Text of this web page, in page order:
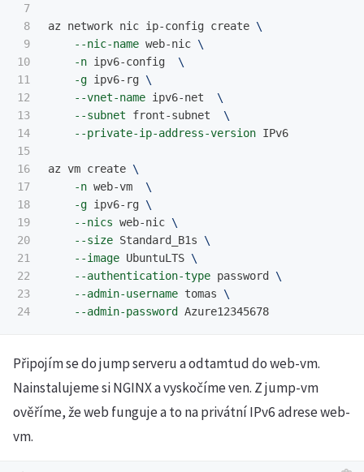
7
8
9
10
11
12
13
14
15
16
17
18
19
20
21
22
23
az network nic ip-config create \
--nic-name web-nic \
-n ipv6-config \
-g ipv6-rg \
--vnet-name ipv6-net \
--subnet front-subnet \
--private-ip-address-version IPv6
az vm create \
-n web-vm \
-g ipv6-rg \
--nics web-nic \
--size Standard_B1s \
--image UbuntuLTS \
--authentication-type password \
--admin-username tomas \
--admin-password
Připojím se do jump serveru a odtamtud do web-vm.
Nainstalujeme si NGINX a vyskočíme ven. Z jump-vm
ověříme, že web funguje a to na privátní IPv6 adrese web-
vm.